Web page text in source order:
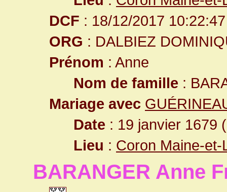
DCF : 18/12/2017 10:22:47
ORG : DALBIEZ
Prénom : Anne
Nom de famille :
Mariage avec
Date : 19 janvier 1679
Lieu : Coron Maine-
BARANGER Anne